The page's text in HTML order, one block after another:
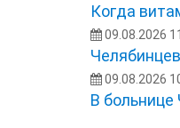
Когда
09.08.2026
09.08.2026
В больнице